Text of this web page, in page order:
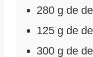
280 g de
125 g de
300 g de